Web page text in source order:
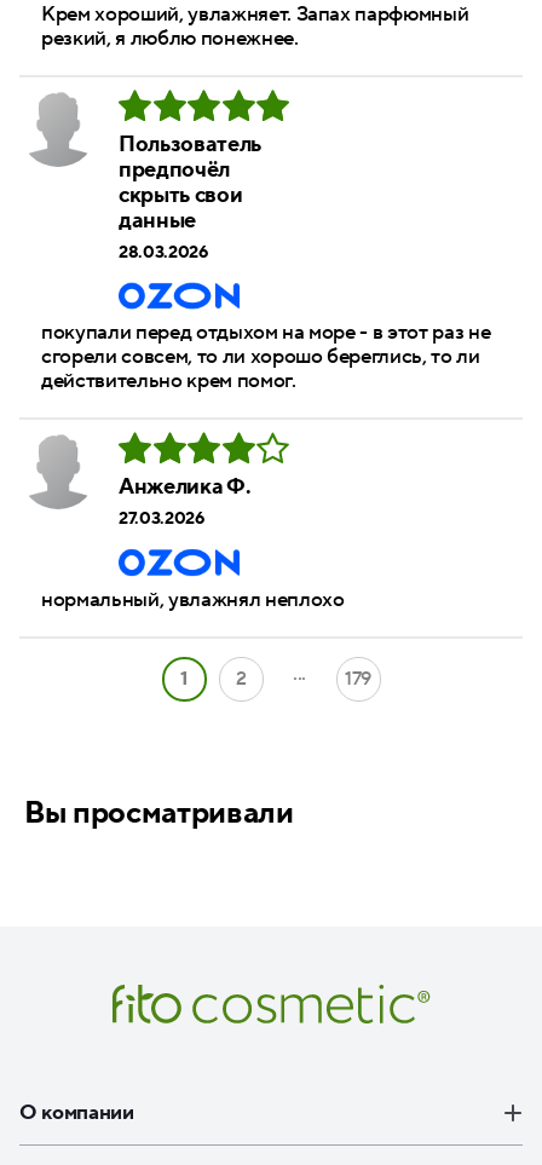
Крем хороший, увлажняет. Запах парфюмный
резкий, я люблю понежнее.
Пользователь
предпочёл
скрыть свои
данные
28.03.2026
покупали перед отдыхом на море - в этот раз не
сгорели совсем, то ли хорошо береглись, то ли
действительно крем помог.
Анжелика Ф.
27.03.2026
нормальный, увлажнял неплохо
1 2 ... 179
Вы просматривали
О компании